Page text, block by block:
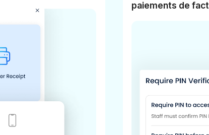
paiements de